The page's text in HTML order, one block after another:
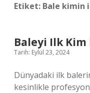
Etiket: Bale kimin
Baleyi Ilk Kim
Tarih: Eylül 23, 2024
Dünyadaki ilk
kesinlikle